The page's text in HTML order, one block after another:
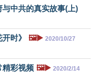
中共的真实故事(上)
时》 🖼️▶️ 2020/10/27
精彩视频 🖼️▶️ 2020/2/14